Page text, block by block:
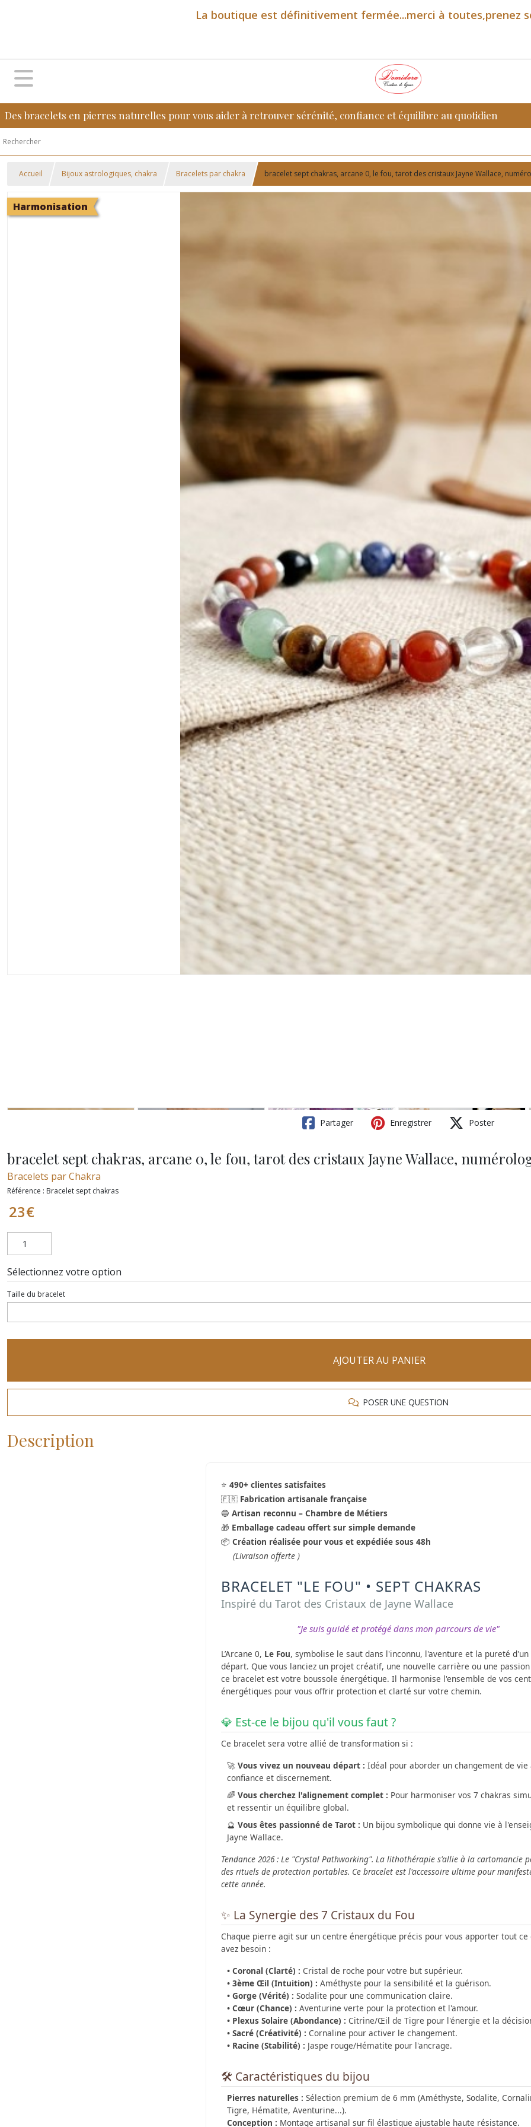
La boutique est définitivement fermée...merci à toutes,prenez
Des bracelets en pierres naturelles pour vous aider à retrouver sérénité, confiance et équilibre au quotidien
Accueil Bijoux astrologiques, chakra Bracelets par chakra bracelet sept chakras, arcane 0, le fou, tarot des cristaux Jayne Wallace,
Harmonisation
Partager Enregistrer Poster
bracelet sept chakras, arcane 0, le fou, tarot des cristaux Jayne Wallace,
Bracelets par Chakra
Référence : Bracelet sept chakras
23€
Sélectionnez votre option
Taille du bracelet
AJOUTER AU PANIER
POSER UNE QUESTION
Description
⭐ 490+ clientes satisfaites
🇫🇷 Fabrication artisanale française
🔵 Artisan reconnu – Chambre de Métiers
🎁 Emballage cadeau offert sur simple demande
📦 Création réalisée pour vous et expédiée sous 48h
(Livraison offerte )
BRACELET "LE FOU" • SEPT CHAKRAS
Inspiré du Tarot des Cristaux de Jayne Wallace
"Je suis guidé et protégé dans mon parcours de vie"
L’Arcane 0, Le Fou, symbolise le saut dans l'inconnu, l'aventure et la pureté d'un
départ. Que vous lanciez un projet créatif, une nouvelle carrière ou une
ce bracelet est votre boussole énergétique. Il harmonise l'ensemble de vos
énergétiques pour vous offrir protection et clarté sur votre chemin.
💎 Est-ce le bijou qu'il vous faut ?
Ce bracelet sera votre allié de transformation si :
🚀 Vous vivez un nouveau départ : Idéal pour aborder un changement de vie
confiance et discernement.
🌈 Vous cherchez l'alignement complet : Pour harmoniser vos 7 chakras
et ressentir un équilibre global.
🔮 Vous êtes passionné de Tarot : Un bijou symbolique qui donne vie à
Jayne Wallace.
Tendance 2026 : Le "Crystal Pathworking". La lithothérapie s'allie à la cartomancie
des rituels de protection portables. Ce bracelet est l'accessoire ultime pour
cette année.
✨ La Synergie des 7 Cristaux du Fou
Chaque pierre agit sur un centre énergétique précis pour vous apporter tout ce
avez besoin :
• Coronal (Clarté) : Cristal de roche pour votre but supérieur.
• 3ème Œil (Intuition) : Améthyste pour la sensibilité et la guérison.
• Gorge (Vérité) : Sodalite pour une communication claire.
• Cœur (Chance) : Aventurine verte pour la protection et l'amour.
• Plexus Solaire (Abondance) : Citrine/Œil de Tigre pour l'énergie et la
• Sacré (Créativité) : Cornaline pour activer le changement.
• Racine (Stabilité) : Jaspe rouge/Hématite pour l'ancrage.
🛠 Caractéristiques du bijou
Pierres naturelles : Sélection premium de 6 mm (Améthyste, Sodalite,
Tigre, Hématite, Aventurine...).
Conception : Montage artisanal sur fil élastique ajustable haute résistance.